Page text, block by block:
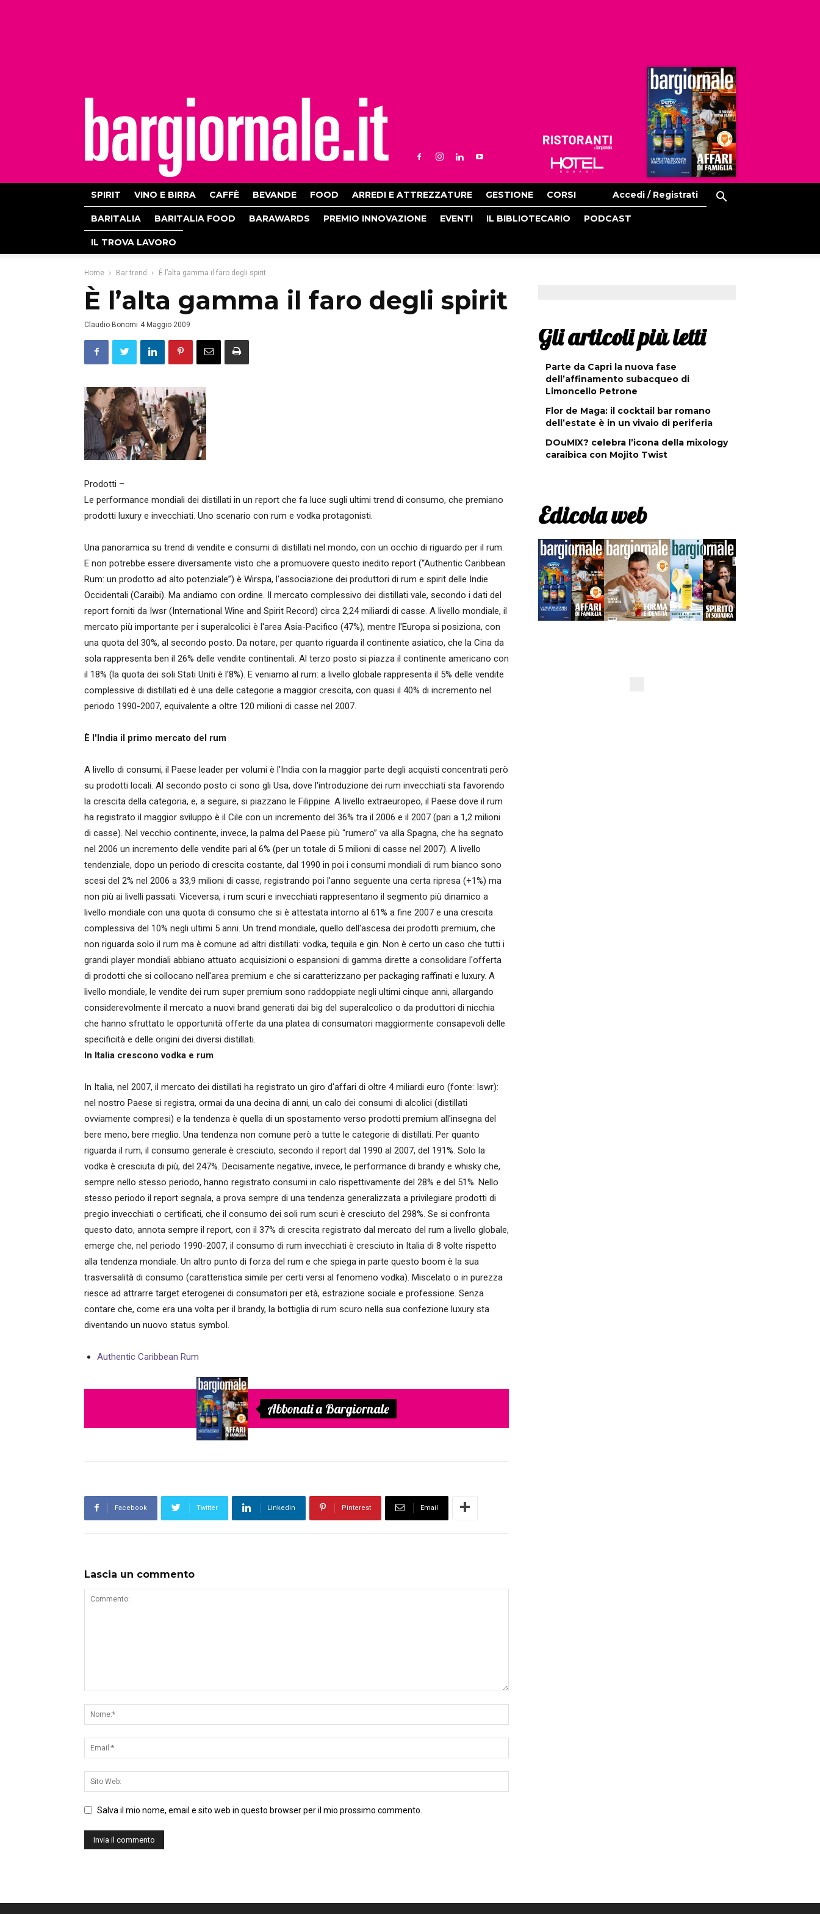
Ristoranti
Hoteldomani
SPIRIT VINO E BIRRA CAFFÈ BEVANDE FOOD ARREDI E ATTREZZATURE GESTIONE CORSI Accedi / Registrati
BARITALIA BARITALIA FOOD BARAWARDS PREMIO INNOVAZIONE EVENTI IL BIBLIOTECARIO PODCAST
IL TROVA LAVORO
Home Bar trend È l’alta gamma il faro degli spirit
È l’alta gamma il faro degli spirit
Claudio Bonomi 4 Maggio 2009
Prodotti –
Le performance mondiali dei distillati in un report che fa luce sugli ultimi trend di consumo, che premiano
prodotti luxury e invecchiati. Uno scenario con rum e vodka protagonisti.
Una panoramica su trend di vendite e consumi di distillati nel mondo, con un occhio di riguardo per il rum.
E non potrebbe essere diversamente visto che a promuovere questo inedito report (“Authentic Caribbean
Rum: un prodotto ad alto potenziale”) è Wirspa, l'associazione dei produttori di rum e spirit delle Indie
Occidentali (Caraibi). Ma andiamo con ordine. Il mercato complessivo dei distillati vale, secondo i dati del
report forniti da Iwsr (International Wine and Spirit Record) circa 2,24 miliardi di casse. A livello mondiale, il
mercato più importante per i superalcolici è l'area Asia-Pacifico (47%), mentre l'Europa si posiziona, con
una quota del 30%, al secondo posto. Da notare, per quanto riguarda il continente asiatico, che la Cina da
sola rappresenta ben il 26% delle vendite continentali. Al terzo posto si piazza il continente americano con
il 18% (la quota dei soli Stati Uniti è l'8%). E veniamo al rum: a livello globale rappresenta il 5% delle vendite
complessive di distillati ed è una delle categorie a maggior crescita, con quasi il 40% di incremento nel
periodo 1990-2007, equivalente a oltre 120 milioni di casse nel 2007.
È l'India il primo mercato del rum
A livello di consumi, il Paese leader per volumi è l'India con la maggior parte degli acquisti concentrati però
su prodotti locali. Al secondo posto ci sono gli Usa, dove l'introduzione dei rum invecchiati sta favorendo
la crescita della categoria, e, a seguire, si piazzano le Filippine. A livello extraeuropeo, il Paese dove il rum
ha registrato il maggior sviluppo è il Cile con un incremento del 36% tra il 2006 e il 2007 (pari a 1,2 milioni
di casse). Nel vecchio continente, invece, la palma del Paese più “rumero” va alla Spagna, che ha segnato
nel 2006 un incremento delle vendite pari al 6% (per un totale di 5 milioni di casse nel 2007). A livello
tendenziale, dopo un periodo di crescita costante, dal 1990 in poi i consumi mondiali di rum bianco sono
scesi del 2% nel 2006 a 33,9 milioni di casse, registrando poi l'anno seguente una certa ripresa (+1%) ma
non più ai livelli passati. Viceversa, i rum scuri e invecchiati rappresentano il segmento più dinamico a
livello mondiale con una quota di consumo che si è attestata intorno al 61% a fine 2007 e una crescita
complessiva del 10% negli ultimi 5 anni. Un trend mondiale, quello dell'ascesa dei prodotti premium, che
non riguarda solo il rum ma è comune ad altri distillati: vodka, tequila e gin. Non è certo un caso che tutti i
grandi player mondiali abbiano attuato acquisizioni o espansioni di gamma dirette a consolidare l'offerta
di prodotti che si collocano nell'area premium e che si caratterizzano per packaging raffinati e luxury. A
livello mondiale, le vendite dei rum super premium sono raddoppiate negli ultimi cinque anni, allargando
considerevolmente il mercato a nuovi brand generati dai big del superalcolico o da produttori di nicchia
che hanno sfruttato le opportunità offerte da una platea di consumatori maggiormente consapevoli delle
specificità e delle origini dei diversi distillati.
ln Italia crescono vodka e rum
In Italia, nel 2007, il mercato dei distillati ha registrato un giro d'affari di oltre 4 miliardi euro (fonte: Iswr):
nel nostro Paese si registra, ormai da una decina di anni, un calo dei consumi di alcolici (distillati
ovviamente compresi) e la tendenza è quella di un spostamento verso prodotti premium all'insegna del
bere meno, bere meglio. Una tendenza non comune però a tutte le categorie di distillati. Per quanto
riguarda il rum, il consumo generale è cresciuto, secondo il report dal 1990 al 2007, del 191%. Solo la
vodka è cresciuta di più, del 247%. Decisamente negative, invece, le performance di brandy e whisky che,
sempre nello stesso periodo, hanno registrato consumi in calo rispettivamente del 28% e del 51%. Nello
stesso periodo il report segnala, a prova sempre di una tendenza generalizzata a privilegiare prodotti di
pregio invecchiati o certificati, che il consumo dei soli rum scuri è cresciuto del 298%. Se si confronta
questo dato, annota sempre il report, con il 37% di crescita registrato dal mercato del rum a livello globale,
emerge che, nel periodo 1990-2007, il consumo di rum invecchiati è cresciuto in Italia di 8 volte rispetto
alla tendenza mondiale. Un altro punto di forza del rum e che spiega in parte questo boom è la sua
trasversalità di consumo (caratteristica simile per certi versi al fenomeno vodka). Miscelato o in purezza
riesce ad attrarre target eterogenei di consumatori per età, estrazione sociale e professione. Senza
contare che, come era una volta per il brandy, la bottiglia di rum scuro nella sua confezione luxury sta
diventando un nuovo status symbol.
Authentic Caribbean Rum
Abbonati a Bargiornale
Facebook Twitter Linkedin Pinterest Email
Lascia un commento
Salva il mio nome, email e sito web in questo browser per il mio prossimo commento.
Gli articoli più letti
Parte da Capri la nuova fase
dell’affinamento subacqueo di
Limoncello Petrone
Flor de Maga: il cocktail bar romano
dell’estate è in un vivaio di periferia
DOuMIX? celebra l’icona della mixology
caraibica con Mojito Twist
Edicola web